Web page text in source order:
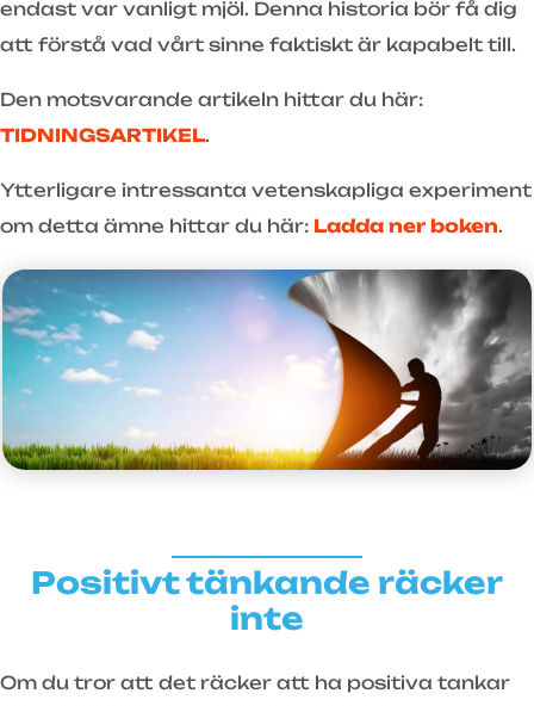
endast var vanligt mjöl. Denna historia bör få dig
att förstå vad vårt sinne faktiskt är kapabelt till.
Den motsvarande artikeln hittar du här:
TIDNINGSARTIKEL.
Ytterligare intressanta vetenskapliga experiment
om detta ämne hittar du här: Ladda ner boken.
Positivt tänkande räcker
inte
Om du tror att det räcker att ha positiva tankar